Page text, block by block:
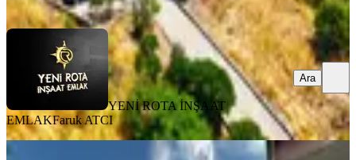
Ara
YENİ ROTA İNŞAAT
EMLAKFaruk ATCI
Ara
BALKONLU